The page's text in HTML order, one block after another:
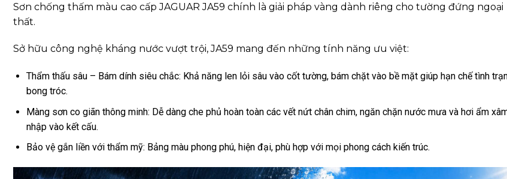
Sơn chống thấm màu cao cấp JAGUAR JA59 chính là giải pháp vàng dành riêng cho tường đứng ngoại
thất.
Sở hữu công nghệ kháng nước vượt trội, JA59 mang đến những tính năng ưu việt:
Thẩm thấu sâu – Bám dính siêu chắc: Khả năng len lỏi sâu vào cốt tường, bám chặt vào bề mặt giúp hạn chế tình
bong tróc.
Màng sơn co giãn thông minh: Dễ dàng che phủ hoàn toàn các vết nứt chân chim, ngăn chặn nước mưa và hơi ẩm
nhập vào kết cấu.
Bảo vệ gắn liền với thẩm mỹ: Bảng màu phong phú, hiện đại, phù hợp với mọi phong cách kiến trúc.